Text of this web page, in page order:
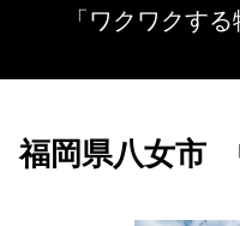
「ワクワクす
福岡県八女市